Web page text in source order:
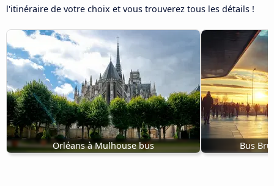
l'itinéraire de votre choix et vous trouverez tous les détails !
Orléans à Mulhouse bus Bus